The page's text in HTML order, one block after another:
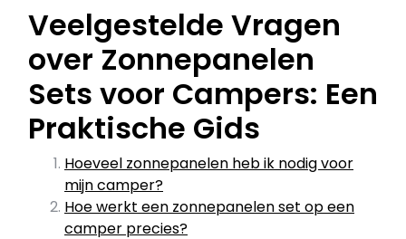
Veelgestelde Vragen
over Zonnepanelen
Sets voor Campers: Een
Praktische Gids
Hoeveel zonnepanelen heb ik nodig voor
mijn camper?
Hoe werkt een zonnepanelen set op een
camper precies?